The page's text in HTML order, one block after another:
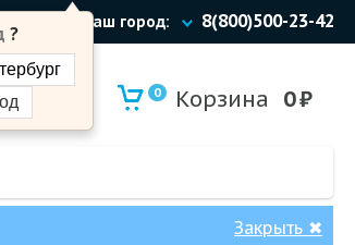
Ваш город:
?
8(800)500-23-42
0 Корзина 0₽
Закрыть ✖